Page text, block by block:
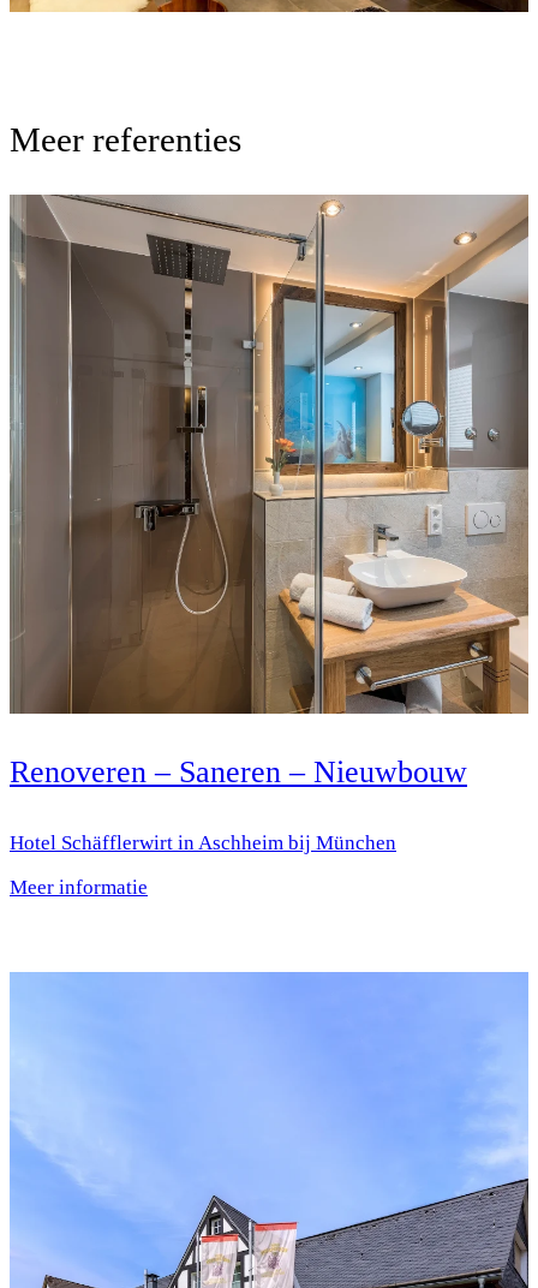
Meer referenties
Renoveren – Saneren – Nieuwbouw
Hotel Schäfflerwirt in Aschheim bij München
Meer informatie